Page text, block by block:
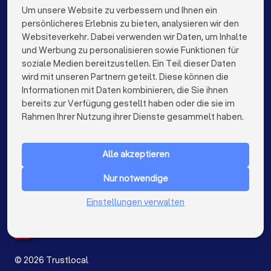
Schreiner in Dortmund
Schreiner in Essen
Schreiner in Bremen
Schreiner in Nürnberg
Schreiner in Dresden
Schreiner in Hannover
Schreiner in Leipzig
Schreiner in Duisburg
Schreiner in Bochum
Schreiner in Wuppertal
Schreiner in Münster
Schreiner in der Nähe
Die besten Schreiner für Sie
info@trustlocal.de
FÜR PRIVATPERSONEN
Niederlande
© 2026 Trustlocal
Um unsere Website zu verbessern und Ihnen ein
persönlicheres Erlebnis zu bieten, analysieren wir den
Websiteverkehr. Dabei verwenden wir Daten, um Inhalte
und Werbung zu personalisieren sowie Funktionen für
soziale Medien bereitzustellen. Ein Teil dieser Daten
wird mit unseren Partnern geteilt. Diese können die
Informationen mit Daten kombinieren, die Sie ihnen
bereits zur Verfügung gestellt haben oder die sie im
Rahmen Ihrer Nutzung ihrer Dienste gesammelt haben.
Alle akzeptieren
Nur notwendige
Einstellungen verwalten